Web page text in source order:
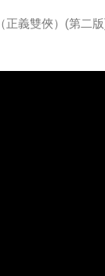
正義雙俠）(第二